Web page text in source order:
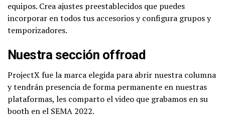
equipos. Crea ajustes preestablecidos que puedes
incorporar en todos tus accesorios y configura grupos y
temporizadores.
Nuestra sección offroad
ProjectX fue la marca elegida para abrir nuestra columna
y tendrán presencia de forma permanente en nuestras
plataformas, les comparto el video que grabamos en su
booth en el SEMA 2022.